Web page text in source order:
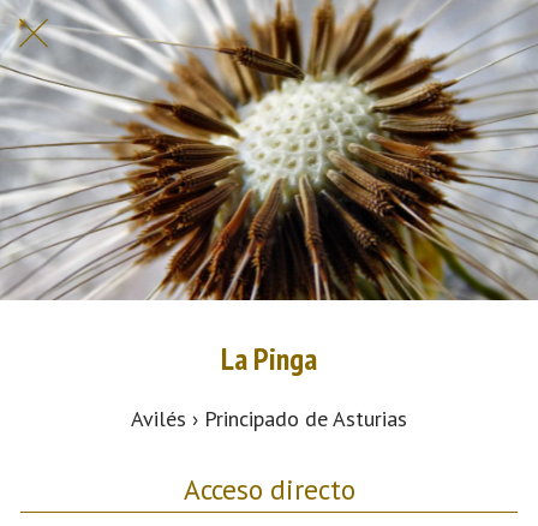
La Pinga
Avilés › Principado de Asturias
Acceso directo